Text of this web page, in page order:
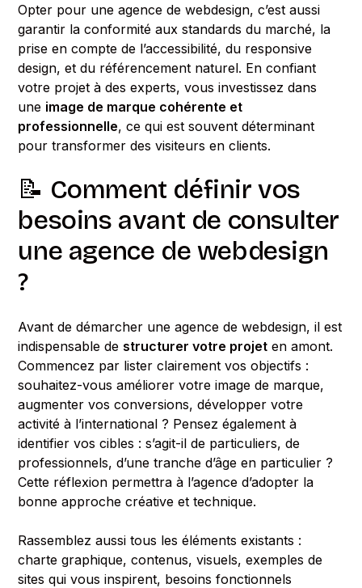
Opter pour une agence de webdesign, c’est aussi
garantir la conformité aux standards du marché, la
prise en compte de l’accessibilité, du responsive
design, et du référencement naturel. En confiant
votre projet à des experts, vous investissez dans
une image de marque cohérente et
professionnelle, ce qui est souvent déterminant
pour transformer des visiteurs en clients.
📝 Comment définir vos
besoins avant de consulter
une agence de webdesign
?
Avant de démarcher une agence de webdesign, il est
indispensable destructurer votre projet en amont.
Commencez par lister clairement vos objectifs :
souhaitez-vous améliorer votre image de marque,
augmenter vos conversions, développer votre
activité à l’international ? Pensez également à
identifier vos cibles : s’agit-il de particuliers, de
professionnels, d’une tranche d’âge en particulier ?
Cette réflexion permettra à l’agence d’adopter la
bonne approche créative et technique.
Rassemblez aussi tous les éléments existants :
charte graphique, contenus, visuels, exemples de
sites qui vous inspirent, besoins fonctionnels